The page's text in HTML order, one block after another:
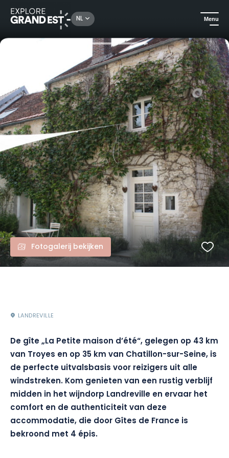
NL Menu
Kijk je ogen uit in de Grand Est Gîtes de France Aube - Landreville - La Petite Maison d'Été
Fotogalerij bekijken
LANDREVILLE
De gîte „La Petite maison d’été“, gelegen op 43 km
van Troyes en op 35 km van Chatillon-sur-Seine, is
de perfecte uitvalsbasis voor reizigers uit alle
windstreken. Kom genieten van een rustig verblijf
midden in het wijndorp Landreville en ervaar het
comfort en de authenticiteit van deze
accommodatie, die door Gîtes de France is
bekroond met 4 épis.